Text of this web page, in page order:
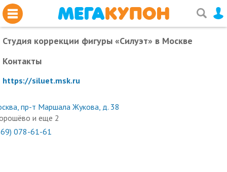
Студия коррекции фигуры «Силуэт» в Москве
Контакты
https://siluet.msk.ru
пр-т Маршала Жукова, д. 38
и еще 2
078-61-61